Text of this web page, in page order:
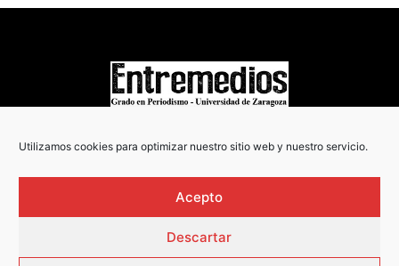
Utilizamos cookies para optimizar nuestro sitio web y nuestro servicio.
Acepto
Descartar